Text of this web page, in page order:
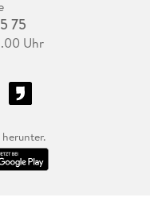
75
Uhr
herunter.